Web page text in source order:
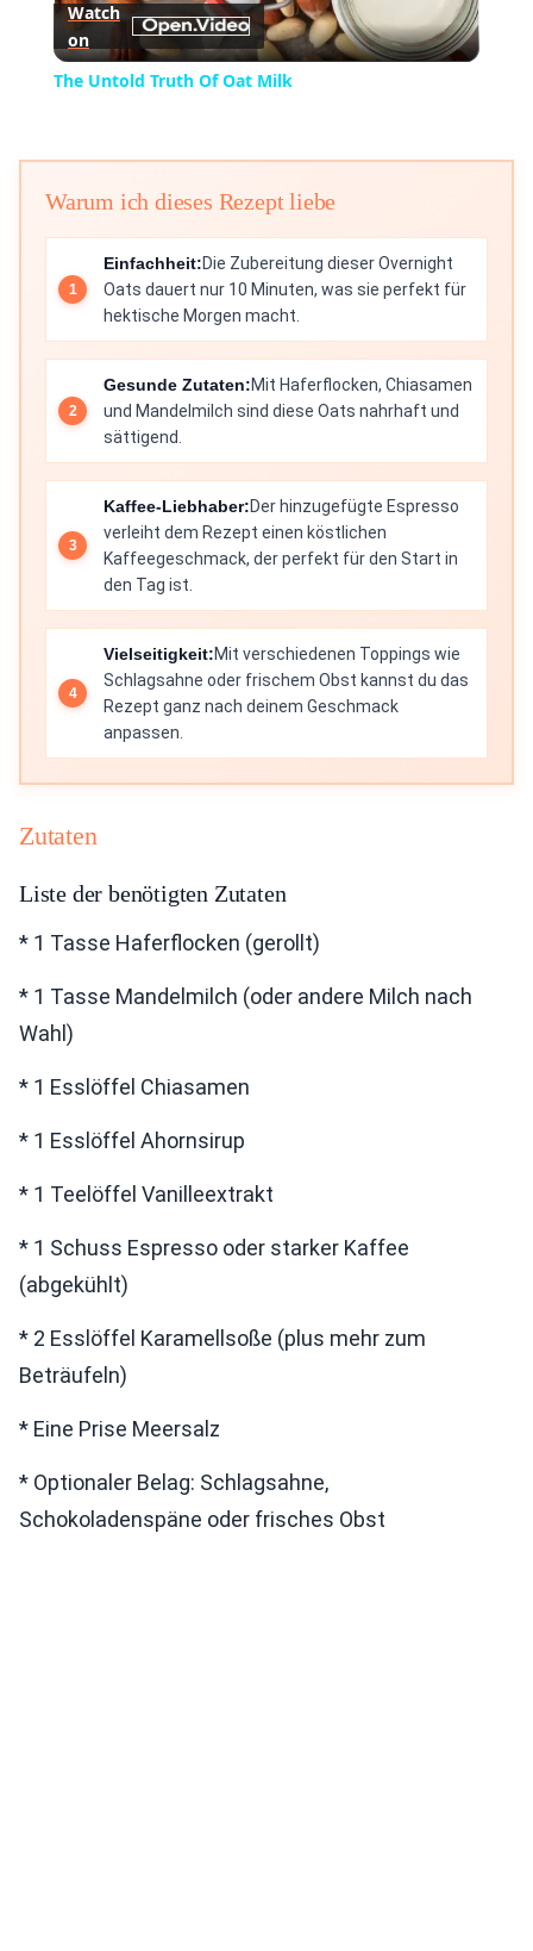
Video
Watch
on
The Untold Truth Of Oat Milk
Warum ich dieses Rezept liebe
Einfachheit:Die Zubereitung dieser Overnight
Oats dauert nur 10 Minuten, was sie perfekt für
hektische Morgen macht.
Gesunde Zutaten:Mit Haferflocken, Chiasamen
und Mandelmilch sind diese Oats nahrhaft und
sättigend.
Kaffee-Liebhaber:Der hinzugefügte Espresso
verleiht dem Rezept einen köstlichen
Kaffeegeschmack, der perfekt für den Start in
den Tag ist.
Vielseitigkeit:Mit verschiedenen Toppings wie
Schlagsahne oder frischem Obst kannst du das
Rezept ganz nach deinem Geschmack
anpassen.
Zutaten
Liste der benötigten Zutaten
* 1 Tasse Haferflocken (gerollt)
* 1 Tasse Mandelmilch (oder andere Milch nach
Wahl)
* 1 Esslöffel Chiasamen
* 1 Esslöffel Ahornsirup
* 1 Teelöffel Vanilleextrakt
* 1 Schuss Espresso oder starker Kaffee
(abgekühlt)
* 2 Esslöffel Karamellsoße (plus mehr zum
Beträufeln)
* Eine Prise Meersalz
* Optionaler Belag: Schlagsahne,
Schokoladenspäne oder frisches Obst